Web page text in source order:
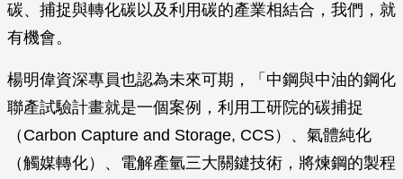
碳、捕捉與轉化碳以及利用碳的產業相結合，我們，就
有機會。
楊明偉資深專員也認為未來可期，「中鋼與中油的鋼化
聯產試驗計畫就是一個案例，利用工研院的碳捕捉
（Carbon Capture and Storage, CCS）、氣體純化
（觸媒轉化）、電解產氫三大關鍵技術，將煉鋼的製程